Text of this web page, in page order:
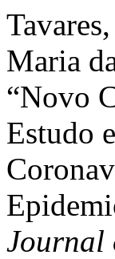
Maria
“Novo
Estudo
Journal